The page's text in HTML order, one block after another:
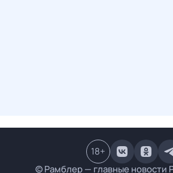
© Рамблер — главные новости
18+